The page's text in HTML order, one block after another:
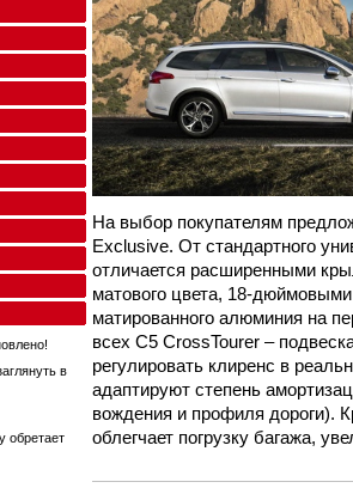
На выбор покупателям
Exclusive. От стандартного
отличается расширенными
матового цвета, 18-
матированного алюминия на
всех C5 CrossTourer –
регулировать клиренс в
адаптируют степень
вождения и профиля дороги).
облегчает погрузку багажа,
в
обретает